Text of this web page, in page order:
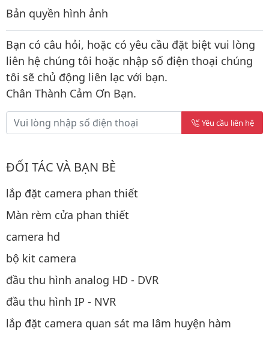
Bản quyền hình ảnh
Bạn có câu hỏi, hoặc có yêu cầu đặt biệt vui lòng
liên hệ chúng tôi hoặc nhập số điện thoại chúng
tôi sẽ chủ động liên lạc với bạn.
Chân Thành Cảm Ơn Bạn.
Yêu cầu liên hệ
ĐỐI TÁC VÀ BẠN BÈ
lắp đặt camera phan thiết
Màn rèm cửa phan thiết
camera hd
bộ kit camera
đầu thu hình analog HD - DVR
đầu thu hình IP - NVR
lắp đặt camera quan sát ma lâm huyện hàm